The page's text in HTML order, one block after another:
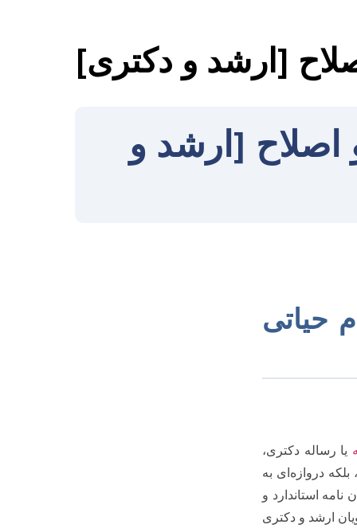
[ارشد و دکتری]
اصلاح [ارشد و
حیاتی
یا رساله دکتری،
دروازه‌ای به
استاندارد و
ارشد و دکتری